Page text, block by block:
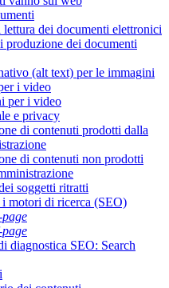
dei documenti elettronici
produzione dei documenti
(alt text) per le immagini
i video
per i video
e privacy
di contenuti prodotti dalla
di contenuti non prodotti
soggetti ritratti
motori di ricerca (SEO)
diagnostica SEO: Search